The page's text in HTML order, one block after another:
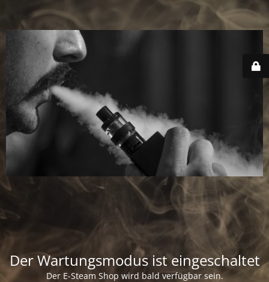
Der Wartungsmodus ist eingeschaltet
Der E-Steam Shop wird bald verfügbar sein.